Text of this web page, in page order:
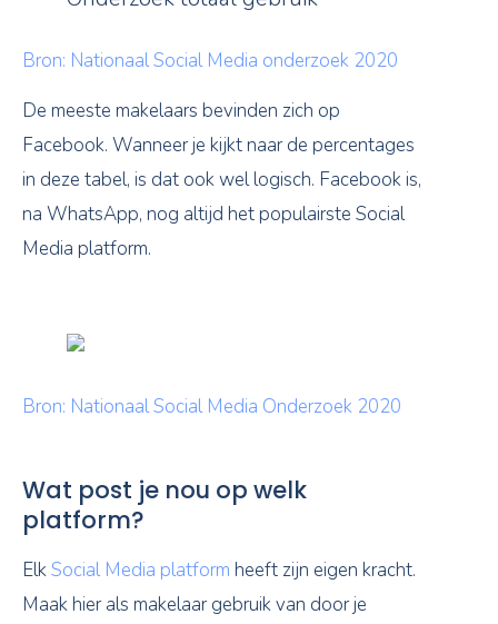
Bron: Nationaal Social Media onderzoek 2020
De meeste makelaars bevinden zich op
Facebook. Wanneer je kijkt naar de percentages
in deze tabel, is dat ook wel logisch. Facebook is,
na WhatsApp, nog altijd het populairste Social
Media platform.
Bron: Nationaal Social Media Onderzoek 2020
Wat post je nou op welk
platform?
ElkSocial Media platform heeft zijn eigen kracht.
Maak hier als makelaar gebruik van door je